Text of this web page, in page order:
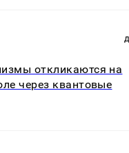
откликаются на
через квантовые